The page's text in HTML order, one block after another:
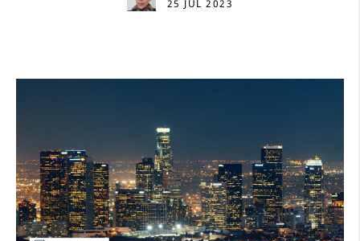
25 JUL 2023